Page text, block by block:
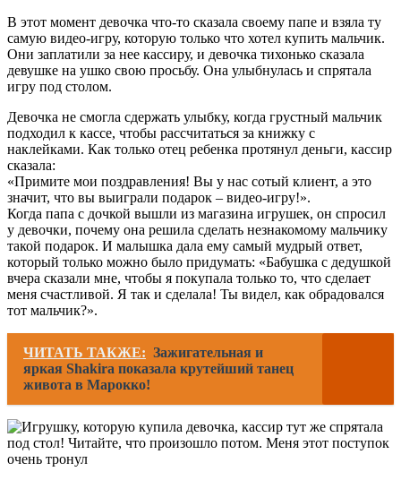
В этот момент девочка что-то сказала своему папе и взяла ту
самую видео-игру, которую только что хотел купить мальчик.
Они заплатили за нее кассиру, и девочка тихонько сказала
девушке на ушко свою просьбу. Она улыбнулась и спрятала
игру под столом.
Девочка не смогла сдержать улыбку, когда грустный мальчик
подходил к кассе, чтобы рассчитаться за книжку с
наклейками. Как только отец ребенка протянул деньги, кассир
сказала:
«Примите мои поздравления! Вы у нас сотый клиент, а это
значит, что вы выиграли подарок – видео-игру!».
Когда папа с дочкой вышли из магазина игрушек, он спросил
у девочки, почему она решила сделать незнакомому мальчику
такой подарок. И малышка дала ему самый мудрый ответ,
который только можно было придумать: «Бабушка с дедушкой
вчера сказали мне, чтобы я покупала только то, что сделает
меня счастливой. Я так и сделала! Ты видел, как обрадовался
тот мальчик?».
ЧИТАТЬ ТАКЖЕ: Зажигательная и
яркая Shakira показала крутейший танец
живота в Марокко!